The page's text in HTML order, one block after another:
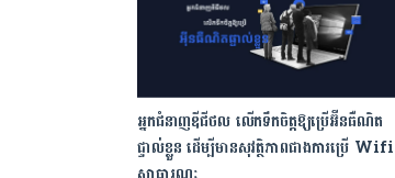
អ្នកជំនាញឌីជីថល លើកទឹកចិត្តឱ្យប្រើអ៊ីនធឺណិត
ផ្ទាល់ខ្លួន ដើម្បីមានសុវត្ថិភាពជាងការប្រើ Wifi​